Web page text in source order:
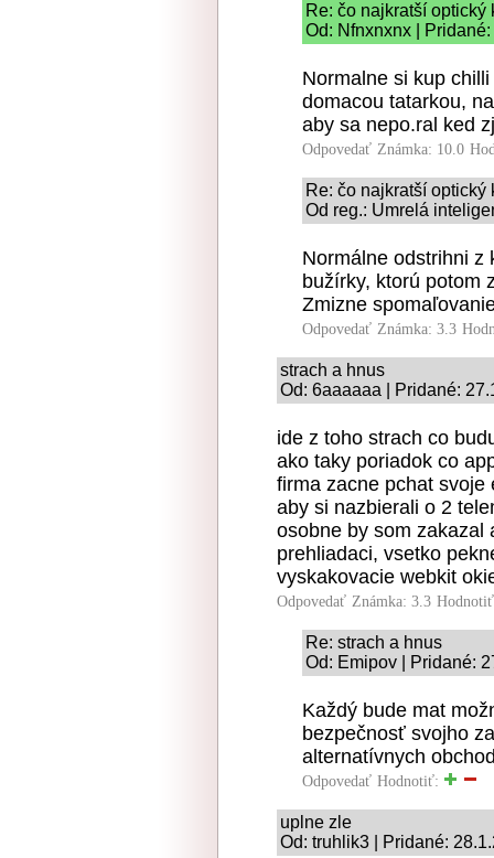
Re: čo najkratší optický
Od: Nfnxnxnx |
Normalne si kup
domacou tatarkou,
aby sa nepo.ral ked
Odpovedať Známka: 10.0
Re: čo najkratší optický
Od reg.: Umrelá
Normálne odstrihni z
bužírky, ktorú potom
Zmizne
Odpovedať Známka: 3.3
strach a hnus
Od: 6aaaaaa | Pridané:
ide z toho strach co
ako taky poriadok co
firma zacne pchat svoje
aby si nazbierali o 2
osobne by som zakazal
prehliadaci, vsetko
vyskakovacie webkit
Odpovedať Známka: 3.3
Re: strach a hnus
Od: Emipov | Pridané:
Každý bude mat
bezpečnosť svojho
alternatívnych
Odpovedať Hodnotiť:
uplne zle
Od: truhlik3 | Pridané: